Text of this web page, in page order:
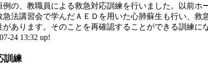
の、教職員による救急対応訓練を行いました。以前ホ
法講習会で学んだＡＥＤを用いた心肺蘇生も行い、
あります。そのことを再確認することができる訓練に
24 13:32 up!
訓練